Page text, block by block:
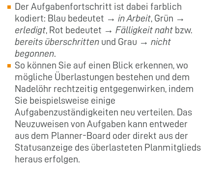
Der Aufgabenfortschritt ist dabei farblich
kodiert: Blau bedeutet → in Arbeit , Grün →
erledigt , Rot bedeutet → Fälligkeit naht bzw.
bereits überschritten und Grau → nicht
begonnen
So können Sie auf einen Blick erkennen, wo
mögliche Überlastungen bestehen und dem
Nadelöhr rechtzeitig entgegenwirken, indem
Sie beispielsweise einige
Aufgabenzuständigkeiten neu verteilen. Das
Neuzuweisen von Aufgaben kann entweder
aus dem Planner-Board oder direkt aus der
Statusanzeige des überlasteten Planmitglieds
heraus erfolgen.